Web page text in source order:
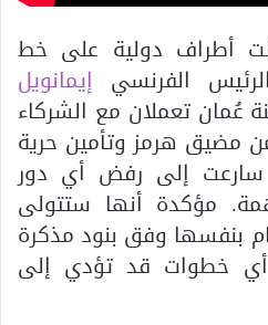
أطراف دولية على خط
الفرنسي إيمانويل
عُمان تعملان مع الشركاء
من مضيق هرمز وتأمين حرية
سارعت إلى رفض أي دور
مؤكدة أنها ستتولى
بنفسها وفق بنود مذكرة
أي خطوات قد تؤدي إلى